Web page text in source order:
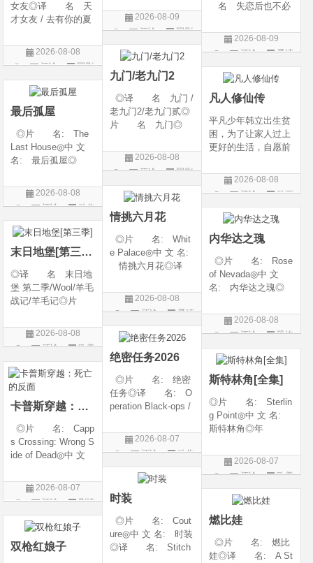
陆◎类 别 传记
/ 历史 / 古装◎语
上映日期 2026-07-
20(中国大陆)◎
2026-08-09
评论
国剧
名 失恋后也不必
rself◎年 代 20
26◎产 地 中国
剧 / 爱情◎语
言 汉语普通话◎上
映
2026-08-09
评论
爱情
片
女友◎译 名 天
才女友 / 去有你的夏
年 代 2026◎
产 地 中国大陆
爱情◎语 言 汉
语普通话◎上映日期
2026-08-08
评论
国剧
九门/老九门2
◎译 名 九门 /
老九门2/老九门贰◎
片 名 九门◎
产 地 中国大陆
◎类 别 剧情 /
言 汉语普通话◎上
映日期 2026-07
2026-08-08
评论
国剧
凡人修仙传
平凡少年韩立出生贫
困，为了让家人过上
更好的生活，自愿前
核，最终被墨大夫收
入门下。 墨大夫一
养、传授医术，让韩
立对他非常感激，但
随着一同入
2026-08-08
评论
动画
片
最后孤屋
◎片 名: The
Last House◎中 文
名: 最后孤屋◎
Eleven Eight One S
even◎年 代: 2
国 / 法国 / 美国◎
类 别: 动作 /
2026-08-08
评论
动作
片
情挑六月花
◎片 名: Whit
e Palace◎中 文 名:
情挑六月花◎译
道之恋 / 白色宫殿◎
年 代: 1990◎
类 别: 剧情 / 爱
情◎语
2026-08-08
评论
爱情
片
内华达之瑰
◎片 名: Rose
of Nevada◎中 文
名: 内华达之瑰◎
玫瑰 / 英伦转生号
(港) / 谜航(台)◎年
地: 英国◎类
别: 剧情 / 恐
2026-08-08
评论
恐怖
片
末日地堡[第三季]
◎译 名 末日地
堡 第二季/Wool/羊毛
战记/羊毛记◎片
◎年 代 2024◎
产 地 美国◎
幻 / 悬疑◎语
言 英语◎上映日
2026-08-08
评论
欧美
剧
绝密任务2026
◎片 名: 绝密
任务◎译 名: O
peration Black-ops /
&amp;middot;绝密任
务◎年 代: 202
大陆◎类 别:
动作 / 战争 / 犯
2026-08-07
评论
动作
片
斯特林角[全集]
◎片 名: Sterlin
g Point◎中 文 名:
斯特林角◎年
地: 美国◎类
别: 剧情◎语
期: 2026-08-05(美
国)◎IMDb评分: 6
2026-08-07
评论
欧美
剧
卡普斯穿越：死亡的反面
◎片 名: Capp
s Crossing: Wrong S
ide of Dead◎中 文
死亡的反面◎年
代: 2026◎产
别: 剧情 / 悬疑 / 惊
悚 / 犯罪◎语
2026-08-07
评论
剧情
片
时装
◎片 名: Cout
ure◎中 文 名: 时装
◎译 名: Stitch
燃比娃
◎片 名: 燃比
娃◎译 名: A St
双枪红娘子